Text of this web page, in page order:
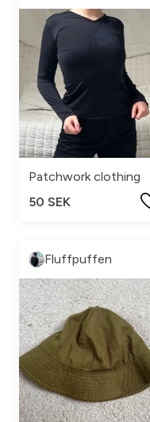
Patchwork clothing
50 SEK
Fluffpuffen